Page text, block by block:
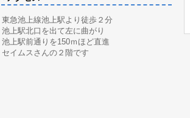
東急池上線池上駅より徒歩２分
池上駅北口を出て左に曲がり
池上駅前通りを150ｍほど直進
セイムスさんの２階です